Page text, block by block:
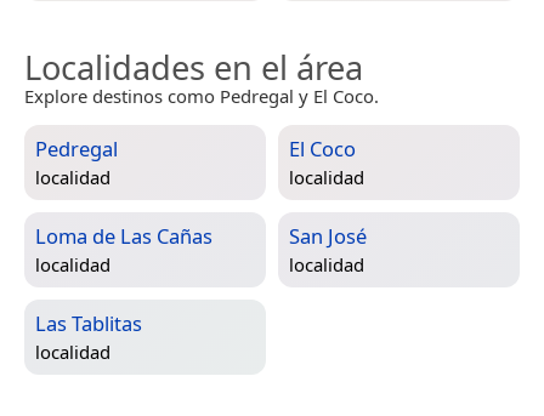
Localidades en el área
Explore destinos como Pedregal y El Coco.
Pedregal
localidad
El Coco
localidad
Loma de Las Cañas
localidad
San José
localidad
Las Tablitas
localidad